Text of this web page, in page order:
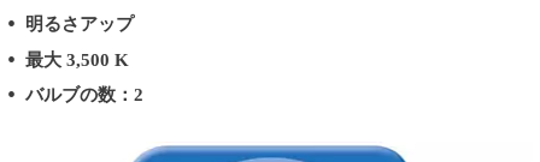
明るさアップ
最大 3,500 K
バルブの数：2